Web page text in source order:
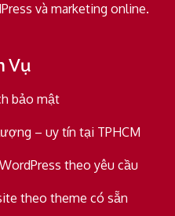
và marketing online.
Vụ
bảo mật
– uy tín tại TPHCM
theo yêu cầu
theo theme có sẵn